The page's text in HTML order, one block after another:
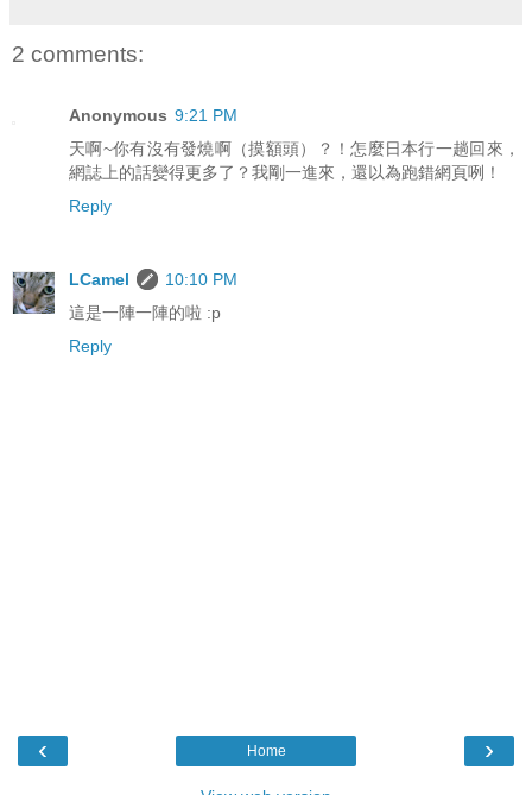
2 comments:
Anonymous 9:21 PM
天啊~你有沒有發燒啊（摸額頭）？！怎麼日本行一趟回來，
網誌上的話變得更多了？我剛一進來，還以為跑錯網頁咧！
Reply
LCamel
10:10 PM
這是一陣一陣的啦 :p
Reply
‹ ›
Home